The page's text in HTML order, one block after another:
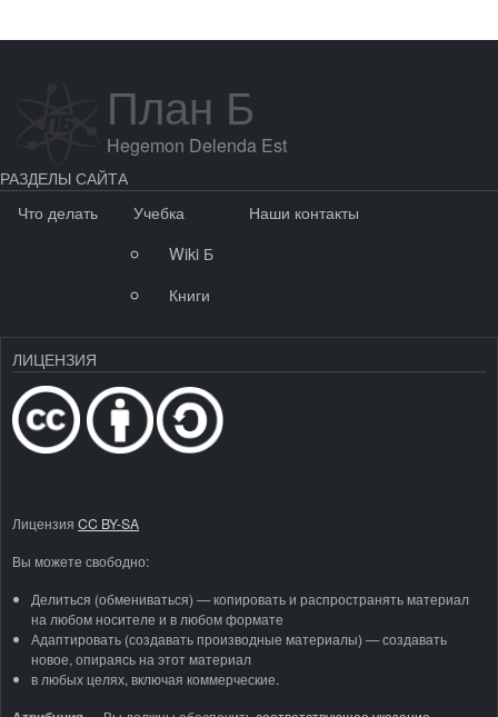
План Б
Hegemon Delenda Est
РАЗДЕЛЫ САЙТА
Что делать
Учебка
Wiki Б
Книги
Наши контакты
ЛИЦЕНЗИЯ
Лицензия CC BY-SA
Вы можете свободно:
Делиться (обмениваться) — копировать и распространять материал
на любом носителе и в любом формате
Адаптировать (создавать производные материалы) — создавать
новое, опираясь на этот материал
в любых целях, включая коммерческие.